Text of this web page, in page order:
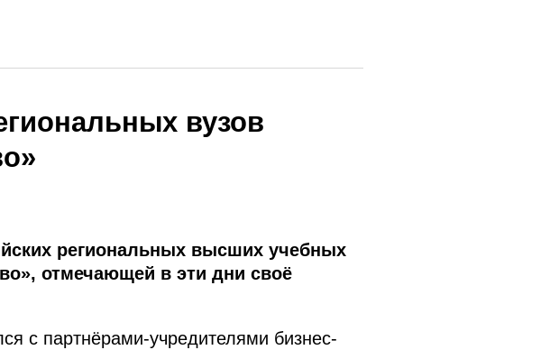
вузов
региональных высших учебных
отмечающей в эти дни своё
с партнёрами-учредителями бизнес-